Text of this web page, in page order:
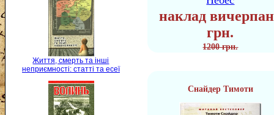
Життя, смерть та інші
неприємності: статті та есеї
наклад
грн.
1200 грн.
Снайдер Тимоти